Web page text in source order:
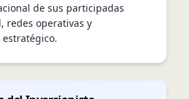
de sus participadas
redes operativas y